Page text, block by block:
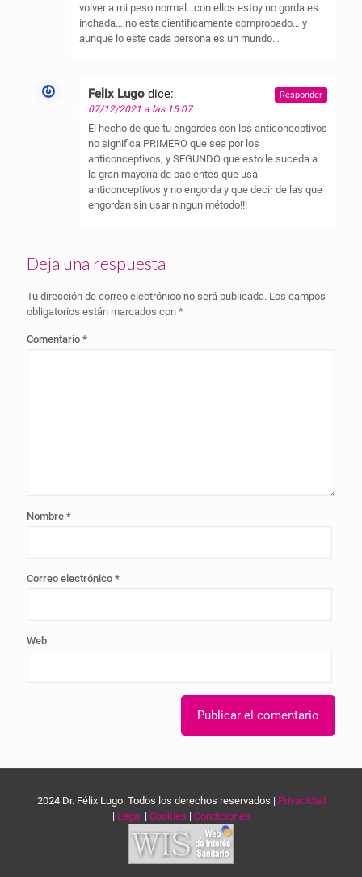
volver a mi peso normal…con ellos estoy no gorda es
inchada… no esta cientificamente comprobado….y
aunque lo este cada persona es un mundo…
Felix Lugo dice:
07/12/2021 a las 15:07
El hecho de que tu engordes con los anticonceptivos
no significa PRIMERO que sea por los
anticonceptivos, y SEGUNDO que esto le suceda a
la gran mayoria de pacientes que usa
anticonceptivos y no engorda y que decir de las que
engordan sin usar ningun método!!!
Responder
Deja una respuesta
Tu dirección de correo electrónico no será publicada. Los campos
obligatorios están marcados con *
Comentario *
Nombre *
Correo electrónico *
Web
2024 Dr. Félix Lugo. Todos los derechos reservados | Privacidad
| Legal | Cookies | Condiciones